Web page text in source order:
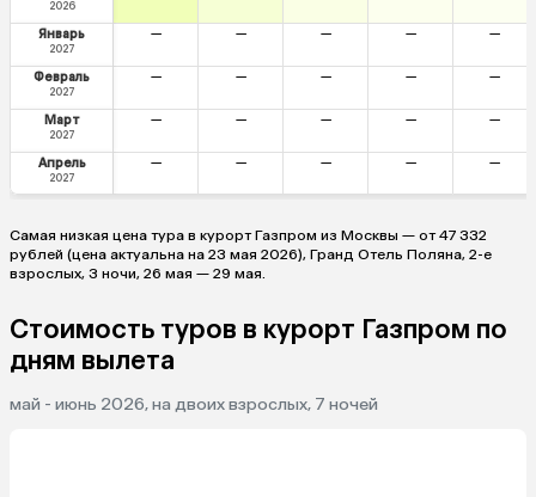
2026
Январь
2027
— — — — —
Февраль
2027
— — — — —
Март
2027
— — — — —
Апрель
2027
— — — — —
Самая низкая цена тура в курорт Газпром из Москвы — от 47 332
рублей (цена актуальна на 23 мая 2026), Гранд Отель Поляна, 2-е
взрослых, 3 ночи, 26 мая — 29 мая.
Стоимость туров в курорт Газпром по
дням вылета
май - июнь 2026, на двоих взрослых, 7 ночей